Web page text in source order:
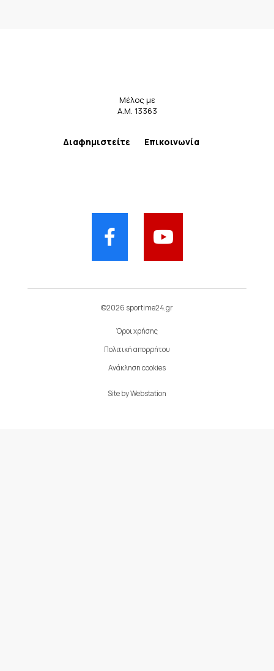
Μέλος με
Α.Μ. 13363
Διαφημιστείτε Επικοινωνία
©2026 sportime24.gr
Όροι χρήσης
Πολιτική απορρήτου
Ανάκληση cookies
Site byWebstation